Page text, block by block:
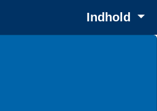
Indhold